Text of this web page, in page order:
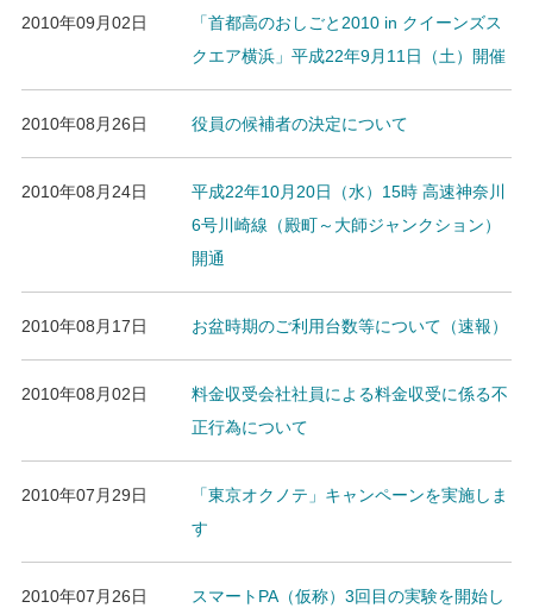
2010年09月02日
「首都高のおしごと2010 in クイーンズス
クエア横浜」平成22年9月11日（土）開催
2010年08月26日 役員の候補者の決定について
2010年08月24日
平成22年10月20日（水）15時 高速神奈川
6号川崎線（殿町～大師ジャンクション）
開通
2010年08月17日 お盆時期のご利用台数等について（速報）
2010年08月02日
料金収受会社社員による料金収受に係る不
正行為について
2010年07月29日
「東京オクノテ」キャンペーンを実施しま
す
2010年07月26日
スマートPA（仮称）3回目の実験を開始し